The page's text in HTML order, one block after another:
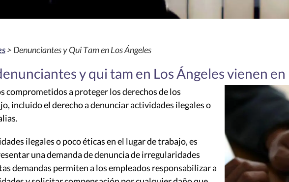
> Denunciantes y Qui Tam en Los Ángeles
y qui tam en Los Ángeles vienen
comprometidos a proteger los derechos de los
incluido el derecho a denunciar actividades ilegales o
ilegales o poco éticas en el lugar de trabajo, es
una demanda de denuncia de irregularidades
demandas permiten a los empleados responsabilizar a